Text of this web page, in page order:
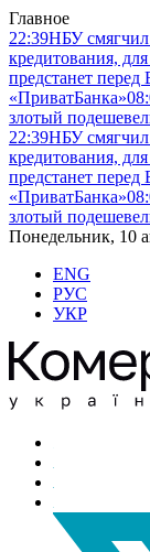
Главное
22:39НБУ смягчил
кредитования,
предстанет
«ПриватБанка»
злотый
22:39НБУ смягчил
кредитования,
предстанет
«ПриватБанка»
злотый
Понедельник, 10
ENG
РУС
УКР